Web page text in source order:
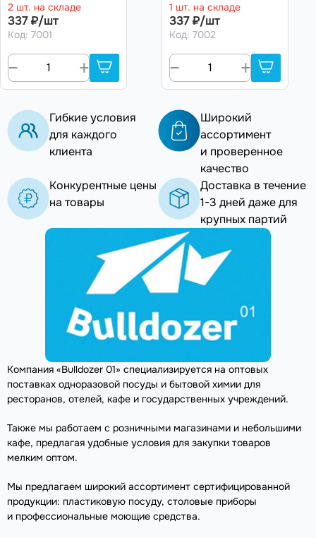
тканей с акт.
кислородом 500гр
порошок
2 шт. на складе
337 ₽/шт
Код: 7001
тканей с акт.
кислородом 500гр
порошок ,А
1 шт. на складе
337 ₽/шт
Код: 7002
Гибкие условия
для каждого
клиента
Широкий
ассортимент
и проверенное
качество
Конкурентные цены
на товары
Доставка в течение
1-3 дней даже для
крупных партий
Компания «Bulldozer 01» специализируется на оптовых
поставках одноразовой посуды и бытовой химии для
ресторанов, отелей, кафе и государственных учреждений.
Также мы работаем с розничными магазинами и небольшими
кафе, предлагая удобные условия для закупки товаров
мелким оптом.
Мы предлагаем широкий ассортимент сертифицированной
продукции: пластиковую посуду, столовые приборы
и профессиональные моющие средства.